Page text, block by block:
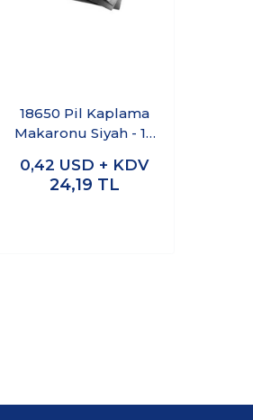
18650 Pil Kaplama
Makaronu Siyah - 10
0,42 USD + KDV
24,19 TL